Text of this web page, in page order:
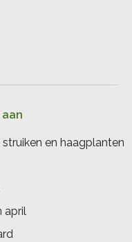
struiken en haagplanten
april